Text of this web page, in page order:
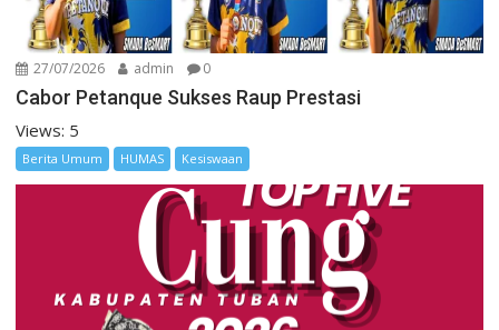
27/07/2026 admin 0
Cabor Petanque Sukses Raup Prestasi
Views: 5
Berita Umum HUMAS Kesiswaan